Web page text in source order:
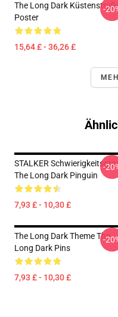
The Long Dark
Poster
15,64 £ - 36,26 £
-
STALKER
The Long Dark Pinguin
7,93 £ - 10,30 £
-
The Long Dark Theme The
Long Dark Pins
7,93 £ - 10,30 £
-